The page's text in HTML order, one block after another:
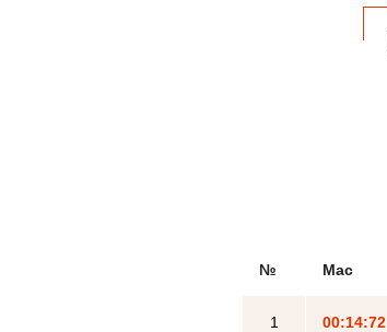
№ Mac
1 00:14:72